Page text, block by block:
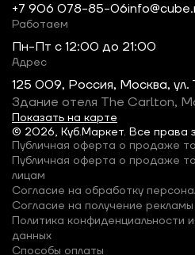
© 2026, Куб.Маркет. Все права
+7 906 078-85-06
Работаем
Пн-Пт c 12:00 до 21:00
Адрес
125 009, Россия, Москва,
Здание отеля The Carlton,
Показать на карте
Публичная оферта о продаже
Публичная оферта о продаже
лицам
Согласие на обработку
Согласие на получение рекламы
Политика конфиденциальности
данных
Способы оплаты